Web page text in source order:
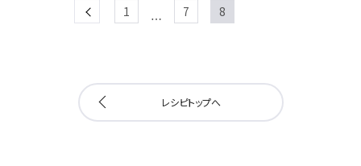
1 … 7 8
レシピトップへ